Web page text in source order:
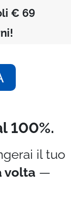
€ 69
100%.
il tuo
volta —